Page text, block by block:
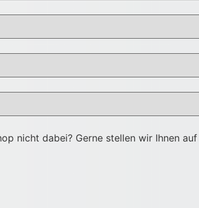
nicht dabei? Gerne stellen wir Ihnen